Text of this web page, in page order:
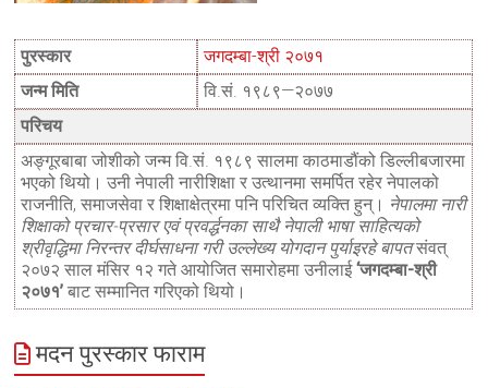
पुरस्कार
जगदम्बा-श्री २०७१
जन्म मिति
वि.सं. १९८९—२०७७
परिचय
अङ्गूरबाबा जोशीको जन्म वि.सं. १९८९ सालमा काठमाडौंको डिल्लीबजारमा
भएको थियो। उनी नेपाली नारीशिक्षा र उत्थानमा समर्पित रहेर नेपालको
राजनीति, समाजसेवा र शिक्षाक्षेत्रमा पनि परिचित व्यक्ति हुन्। नेपालमा नारी
शिक्षाको प्रचार-प्रसार एवं प्रवर्द्धनका साथै नेपाली भाषा साहित्यको
श्रीवृद्धिमा निरन्तर दीर्घसाधना गरी उल्लेख्य योगदान पुर्याइरहे बापतसंवत्
२०७२ साल मंसिर १२ गते आयोजित समारोहमा उनीलाई‘जगदम्बा-श्री
२०७१’ बाट सम्मानित गरिएको थियो।
मदन पुरस्कार फाराम